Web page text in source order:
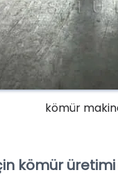
kömür
kömür